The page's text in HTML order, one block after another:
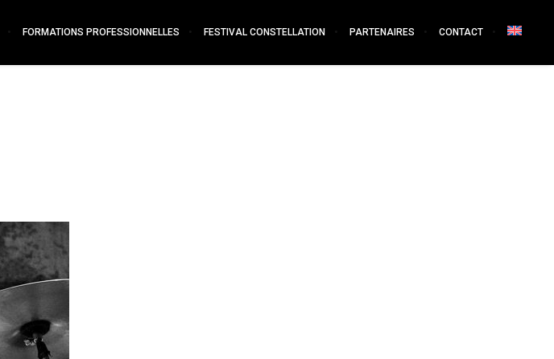
FORMATIONS PROFESSIONNELLES FESTIVAL CONSTELLATION PARTENAIRES CONTACT